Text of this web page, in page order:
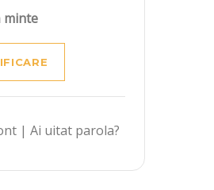
minte
| Ai uitat parola?